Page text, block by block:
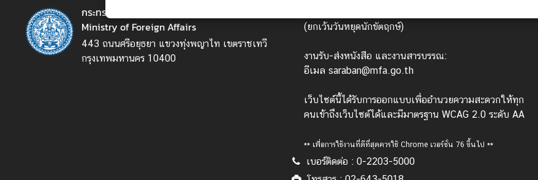
ท
ศ
กระทรวงการต่างประเทศ
Ministry of Foreign Affairs
443 ถนนศรีอยุธยา แขวงทุ่งพญาไท เขตราชเทวี
กรุงเทพมหานคร 10400
(ยกเว้นวันหยุดนักขัตฤกษ์)
งานรับ-ส่งหนังสือ และงานสารบรรณ:
อีเมล saraban@mfa.go.th
เว็บไซต์นี้ได้รับการออกแบบเพื่ออำนวยความสะดวกให้ทุก
คนเข้าถึงเว็บไซต์ได้และมีมาตรฐาน WCAG 2.0 ระดับ AA
** เพื่อการใช้งานที่ดีที่สุดควรใช้ Chrome เวอร์ชั่น 76 ขึ้นไป **
เบอร์ติดต่อ : 0-2203-5000